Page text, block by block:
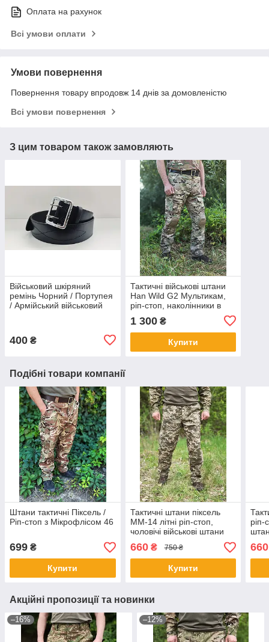
Оплата на рахунок
Всі умови оплати
Умови повернення
Повернення товару впродовж 14 днів за домовленістю
Всі умови повернення
З цим товаром також замовляють
Військовий шкіряний
ремінь Чорний / Портупея
/ Армійський військовий
400 ₴
Тактичні військові штани
Han Wild G2 Мультикам,
ріп-стоп, наколінники в
комплекті, розмір 28 (XS)
1 300₴
Купити
Подібні товари компанії
Штани тактичні Піксель /
Ріп-стоп з Мікрофлісом 46
699 ₴
Купити
Тактичні штани піксель
ММ-14 літні ріп-стоп,
чоловічі військові штани
для ЗСУ, розмір 48
660₴ 750 ₴
Купити
ріп-
660
Акційні пропозиції та новинки
–16% –12%